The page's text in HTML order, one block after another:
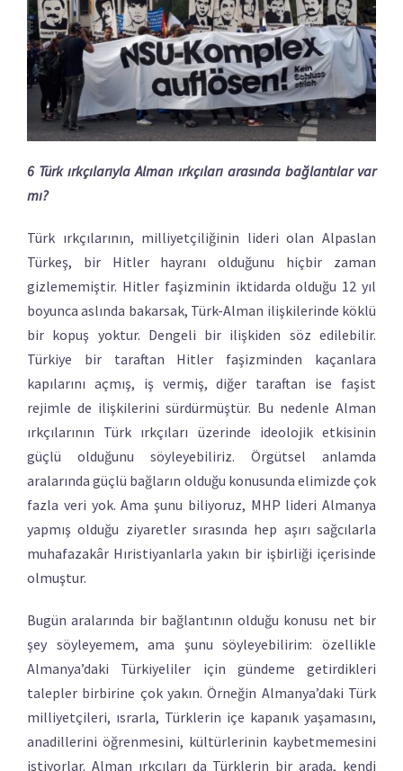
6 Türk ırkçılarıyla Alman ırkçıları arasında bağlantılar var
mı?
Türk ırkçılarının, milliyetçiliğinin lideri olan Alpaslan
Türkeş, bir Hitler hayranı olduğunu hiçbir zaman
gizlememiştir. Hitler faşizminin iktidarda olduğu 12 yıl
boyunca aslında bakarsak, Türk-Alman ilişkilerinde köklü
bir kopuş yoktur. Dengeli bir ilişkiden söz edilebilir.
Türkiye bir taraftan Hitler faşizminden kaçanlara
kapılarını açmış, iş vermiş, diğer taraftan ise faşist
rejimle de ilişkilerini sürdürmüştür. Bu nedenle Alman
ırkçılarının Türk ırkçıları üzerinde ideolojik etkisinin
güçlü olduğunu söyleyebiliriz. Örgütsel anlamda
aralarında güçlü bağların olduğu konusunda elimizde çok
fazla veri yok. Ama şunu biliyoruz, MHP lideri Almanya
yapmış olduğu ziyaretler sırasında hep aşırı sağcılarla
muhafazakâr Hıristiyanlarla yakın bir işbirliği içerisinde
olmuştur.
Bugün aralarında bir bağlantının olduğu konusu net bir
şey söyleyemem, ama şunu söyleyebilirim: özellikle
Almanya’daki Türkiyeliler için gündeme getirdikleri
talepler birbirine çok yakın. Örneğin Almanya’daki Türk
milliyetçileri, ısrarla, Türklerin içe kapanık yaşamasını,
anadillerini öğrenmesini, kültürlerinin kaybetmemesini
istiyorlar. Alman ırkçıları da Türklerin bir arada, kendi